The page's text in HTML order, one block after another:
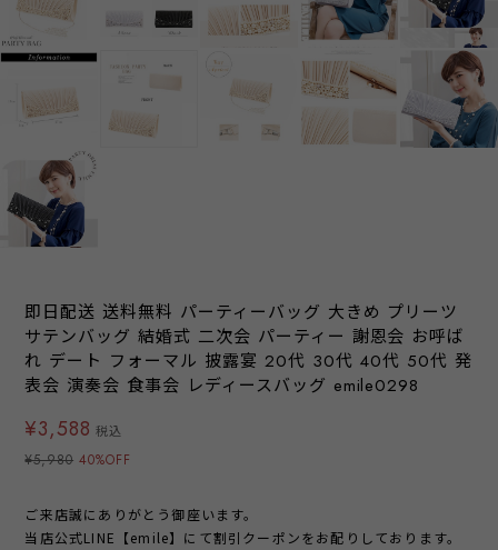
即日配送 送料無料 パーティーバッグ 大きめ プリーツ
サテンバッグ 結婚式 二次会 パーティー 謝恩会 お呼ば
れ デート フォーマル 披露宴 20代 30代 40代 50代 発
表会 演奏会 食事会 レディースバッグ emile0298
¥3,588 税込
¥5,980 40%OFF
ご来店誠にありがとう御座います。
当店公式LINE【emile】にて割引クーポンをお配りしております。